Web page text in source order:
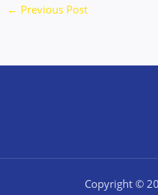
← Previous Post
Copyright ©